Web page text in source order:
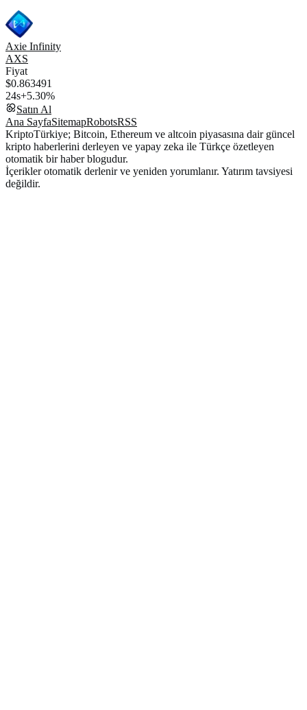
Axie Infinity
AXS
Fiyat
$0.863491
24s+5.30%
Satın Al
Ana SayfaSitemapRobotsRSS
KriptoTürkiye; Bitcoin, Ethereum ve altcoin piyasasına dair güncel
kripto haberlerini derleyen ve yapay zeka ile Türkçe özetleyen
otomatik bir haber blogudur.
İçerikler otomatik derlenir ve yeniden yorumlanır. Yatırım tavsiyesi
değildir.